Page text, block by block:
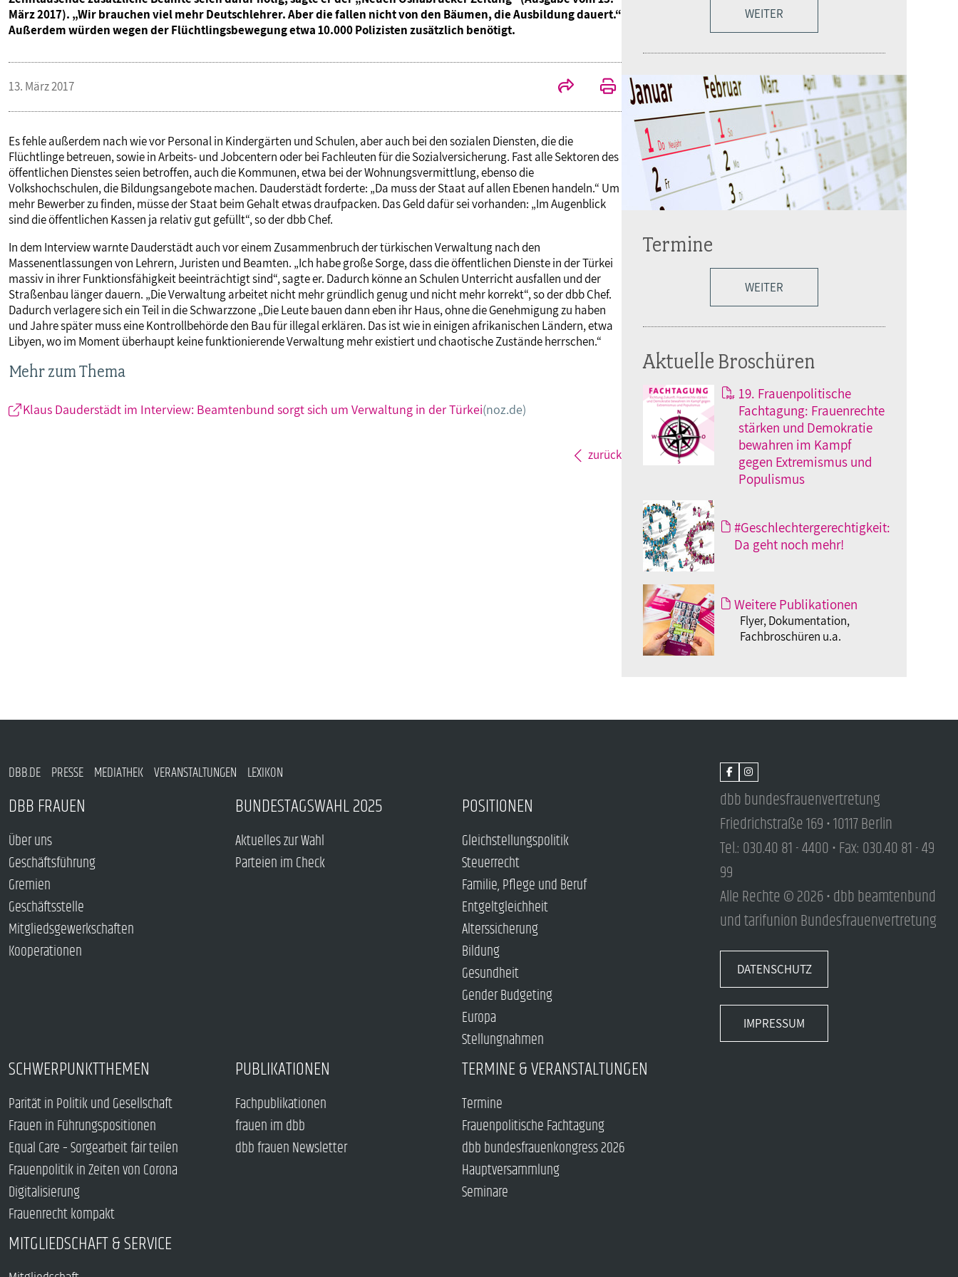
März 2017). „Wir brauchen viel mehr Deutschlehrer. Aber die fallen nicht von den Bäumen, die Ausbildung dauert.“
Außerdem würden wegen der Flüchtlingsbewegung etwa 10.000 Polizisten zusätzlich benötigt.
13. März 2017
Es fehle außerdem nach wie vor Personal in Kindergärten und Schulen, aber auch bei den sozialen Diensten, die die
Flüchtlinge betreuen, sowie in Arbeits- und Jobcentern oder bei Fachleuten für die Sozialversicherung. Fast alle Sektoren des
öffentlichen Dienstes seien betroffen, auch die Kommunen, etwa bei der Wohnungsvermittlung, ebenso die
Volkshochschulen, die Bildungsangebote machen. Dauderstädt forderte: „Da muss der Staat auf allen Ebenen handeln.“ Um
mehr Bewerber zu finden, müsse der Staat beim Gehalt etwas draufpacken. Das Geld dafür sei vorhanden: „Im Augenblick
sind die öffentlichen Kassen ja relativ gut gefüllt“, so der dbb Chef.
In dem Interview warnte Dauderstädt auch vor einem Zusammenbruch der türkischen Verwaltung nach den
Massenentlassungen von Lehrern, Juristen und Beamten. „Ich habe große Sorge, dass die öffentlichen Dienste in der Türkei
massiv in ihrer Funktionsfähigkeit beeinträchtigt sind“, sagte er. Dadurch könne an Schulen Unterricht ausfallen und der
Straßenbau länger dauern. „Die Verwaltung arbeitet nicht mehr gründlich genug und nicht mehr korrekt“, so der dbb Chef.
Dadurch verlagere sich ein Teil in die Schwarzzone „Die Leute bauen dann eben ihr Haus, ohne die Genehmigung zu haben
und Jahre später muss eine Kontrollbehörde den Bau für illegal erklären. Das ist wie in einigen afrikanischen Ländern, etwa
Libyen, wo im Moment überhaupt keine funktionierende Verwaltung mehr existiert und chaotische Zustände herrschen.“
Mehr zum Thema
Klaus Dauderstädt im Interview: Beamtenbund sorgt sich um Verwaltung in der Türkei(noz.de)
zurück
WEITER
Termine
WEITER
Aktuelle Broschüren
19. Frauenpolitische
Fachtagung: Frauenrechte
stärken und Demokratie
bewahren im Kampf
gegen Extremismus und
Populismus
#Geschlechtergerechtigkeit:
Da geht noch mehr!
Weitere Publikationen
Flyer, Dokumentation,
Fachbroschüren u.a.
DBB.DE PRESSE MEDIATHEK VERANSTALTUNGEN LEXIKON
DBB FRAUEN
Über uns
Geschäftsführung
Gremien
Geschäftsstelle
Mitgliedsgewerkschaften
Kooperationen
BUNDESTAGSWAHL 2025
Aktuelles zur Wahl
Parteien im Check
POSITIONEN
Gleichstellungspolitik
Steuerrecht
Familie, Pflege und Beruf
Entgeltgleichheit
Alterssicherung
Bildung
Gesundheit
Gender Budgeting
Europa
Stellungnahmen
SCHWERPUNKTTHEMEN
Parität in Politik und Gesellschaft
Frauen in Führungspositionen
Equal Care – Sorgearbeit fair teilen
Frauenpolitik in Zeiten von Corona
Digitalisierung
Frauenrecht kompakt
PUBLIKATIONEN
Fachpublikationen
frauen im dbb
dbb frauen Newsletter
TERMINE & VERANSTALTUNGEN
Termine
Frauenpolitische Fachtagung
dbb bundesfrauenkongress 2026
Hauptversammlung
Seminare
MITGLIEDSCHAFT & SERVICE
dbb bundesfrauenvertretung
Friedrichstraße 169 • 10117 Berlin
Tel.: 030.40 81 - 4400 • Fax: 030.40 81 - 49
99
Alle Rechte © 2026 • dbb beamtenbund
und tarifunion Bundesfrauenvertretung
DATENSCHUTZ
IMPRESSUM